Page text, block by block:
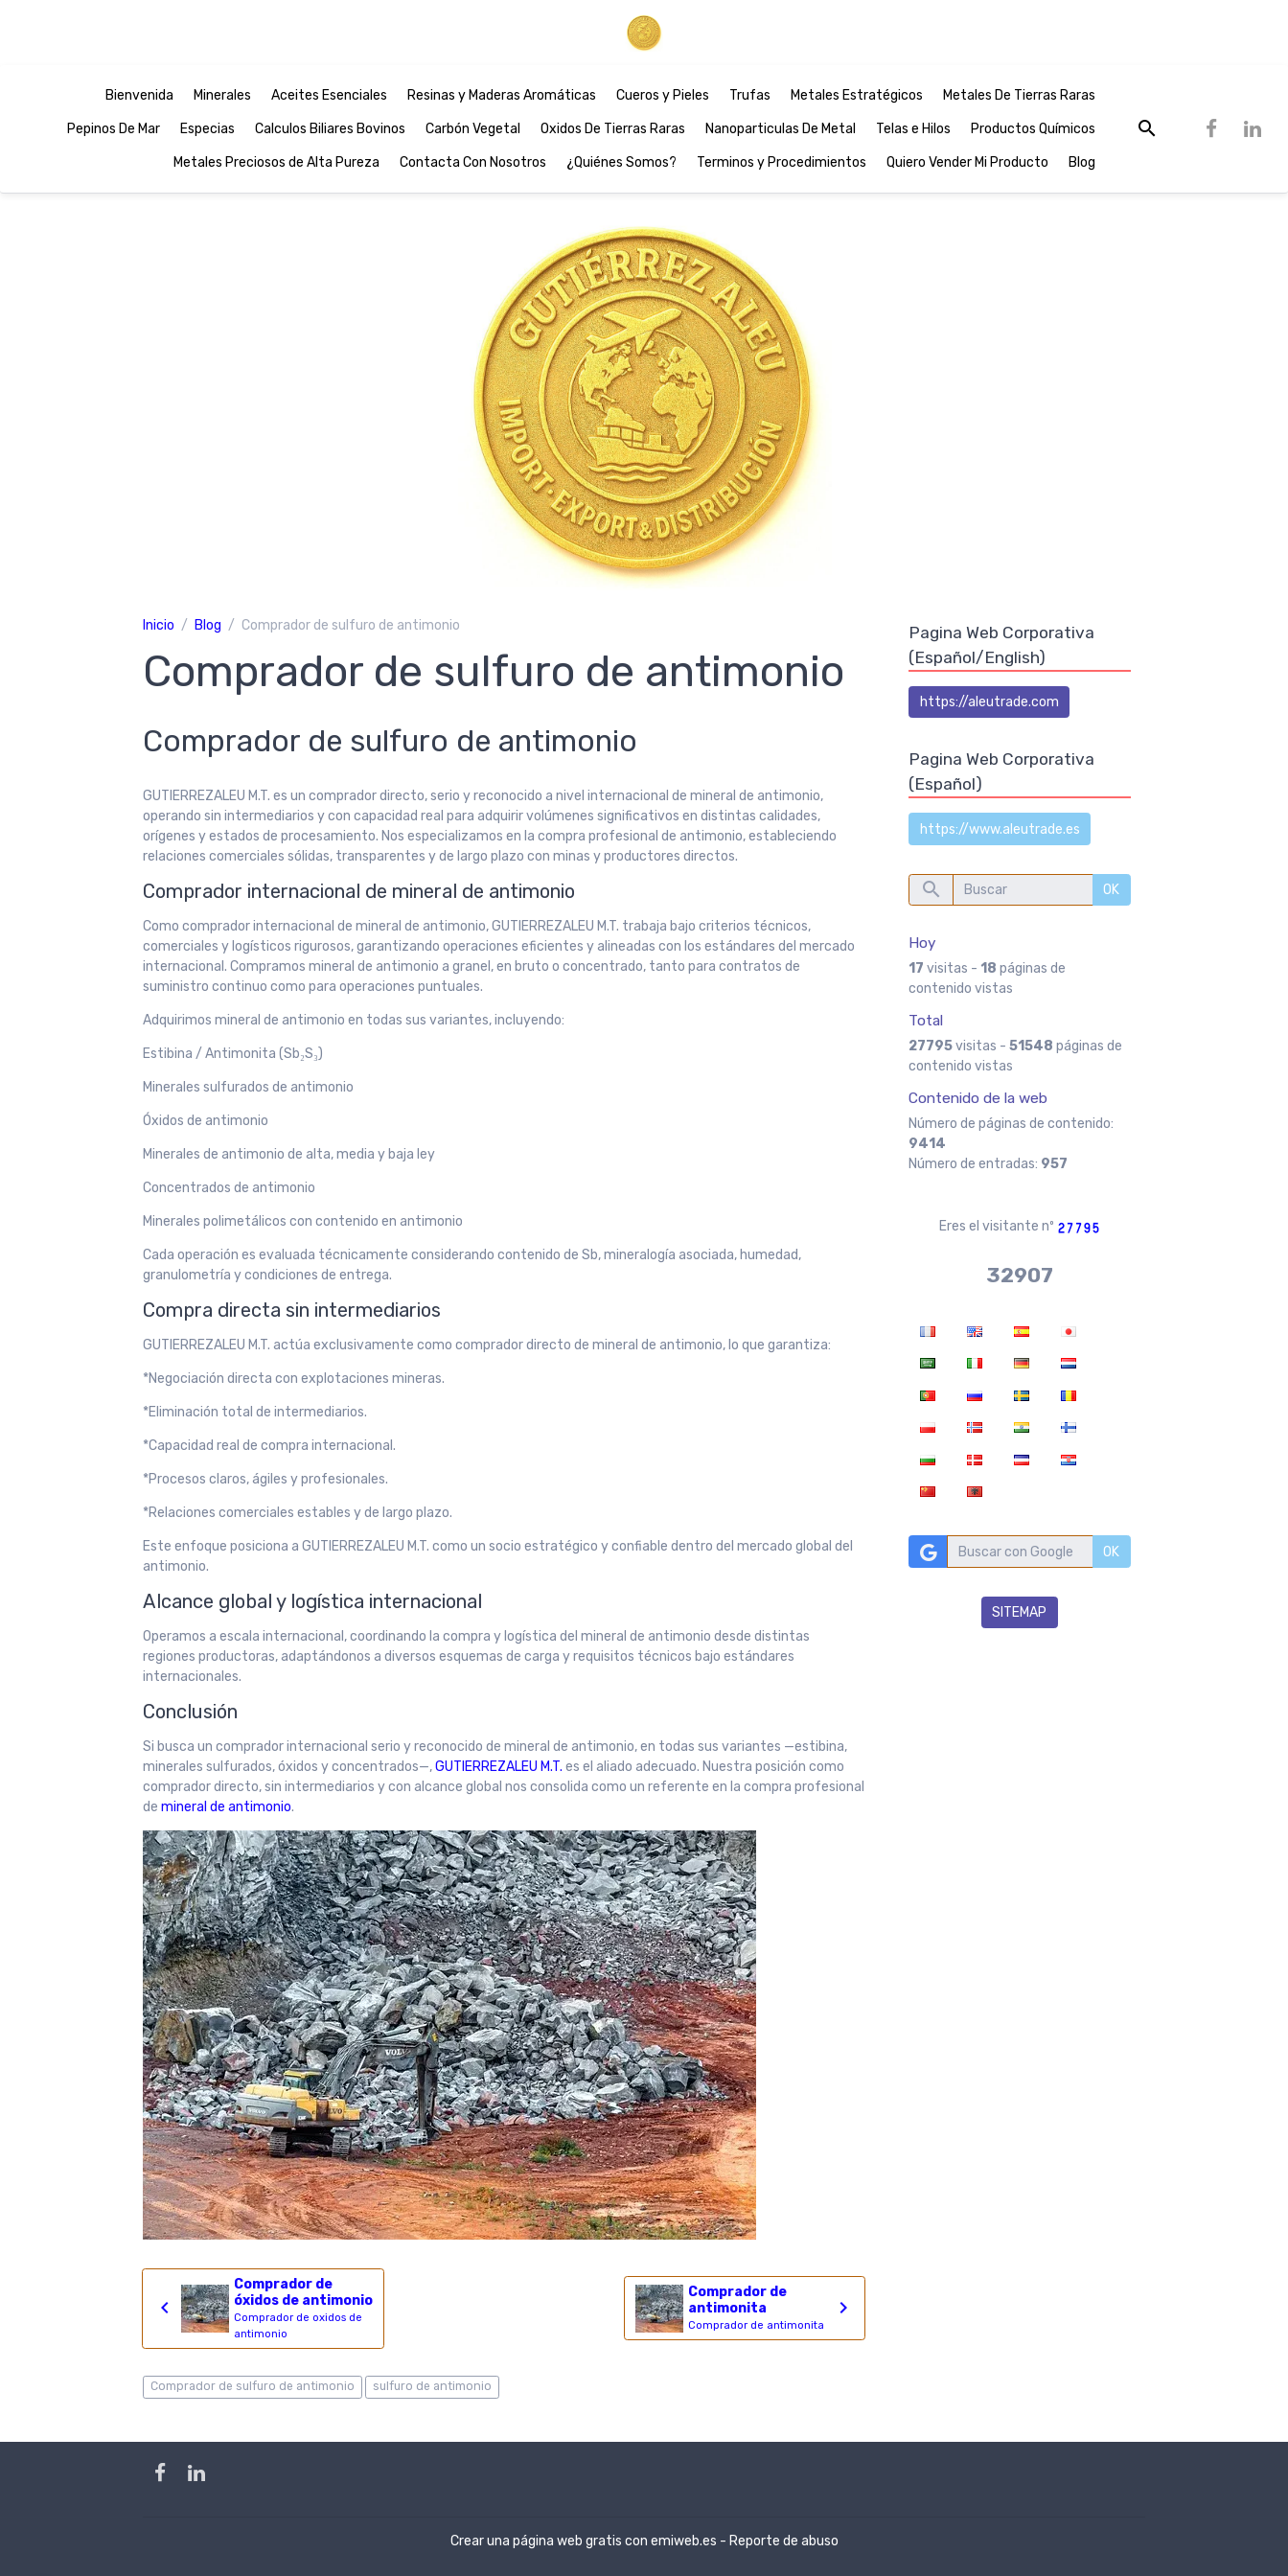
Bienvenida Minerales Aceites Esenciales Resinas y Maderas Aromáticas Cueros y Pieles Trufas Metales Estratégicos Metales De Tierras Raras
Pepinos De Mar Especias Calculos Biliares Bovinos Carbón Vegetal Oxidos De Tierras Raras Nanoparticulas De Metal Telas e Hilos Productos Químicos
Metales Preciosos de Alta Pureza Contacta Con Nosotros ¿Quiénes Somos? Terminos y Procedimientos Quiero Vender Mi Producto Blog
Inicio Blog Comprador de sulfuro de antimonio
Comprador de sulfuro de antimonio
Comprador de sulfuro de antimonio
GUTIERREZALEU M.T. es un comprador directo, serio y reconocido a nivel internacional de mineral de antimonio,
operando sin intermediarios y con capacidad real para adquirir volúmenes significativos en distintas calidades,
orígenes y estados de procesamiento. Nos especializamos en la compra profesional de antimonio, estableciendo
relaciones comerciales sólidas, transparentes y de largo plazo con minas y productores directos.
Comprador internacional de mineral de antimonio
Como comprador internacional de mineral de antimonio, GUTIERREZALEU M.T. trabaja bajo criterios técnicos,
comerciales y logísticos rigurosos, garantizando operaciones eficientes y alineadas con los estándares del mercado
internacional. Compramos mineral de antimonio a granel, en bruto o concentrado, tanto para contratos de
suministro continuo como para operaciones puntuales.
Adquirimos mineral de antimonio en todas sus variantes, incluyendo:
Estibina / Antimonita (Sb₂S₃)
Minerales sulfurados de antimonio
Óxidos de antimonio
Minerales de antimonio de alta, media y baja ley
Concentrados de antimonio
Minerales polimetálicos con contenido en antimonio
Cada operación es evaluada técnicamente considerando contenido de Sb, mineralogía asociada, humedad,
granulometría y condiciones de entrega.
Compra directa sin intermediarios
GUTIERREZALEU M.T. actúa exclusivamente como comprador directo de mineral de antimonio, lo que garantiza:
*Negociación directa con explotaciones mineras.
*Eliminación total de intermediarios.
*Capacidad real de compra internacional.
*Procesos claros, ágiles y profesionales.
*Relaciones comerciales estables y de largo plazo.
Este enfoque posiciona a GUTIERREZALEU M.T. como un socio estratégico y confiable dentro del mercado global del
antimonio.
Alcance global y logística internacional
Operamos a escala internacional, coordinando la compra y logística del mineral de antimonio desde distintas
regiones productoras, adaptándonos a diversos esquemas de carga y requisitos técnicos bajo estándares
internacionales.
Conclusión
Si busca un comprador internacional serio y reconocido de mineral de antimonio, en todas sus variantes —estibina,
minerales sulfurados, óxidos y concentrados—,GUTIERREZALEU M.T. es el aliado adecuado. Nuestra posición como
comprador directo, sin intermediarios y con alcance global nos consolida como un referente en la compra profesional
demineral de antimonio.
Comprador de
óxidos de antimonio
Comprador de oxidos de
antimonio
Comprador de
antimonita
Comprador de antimonita
Comprador de sulfuro de antimonio sulfuro de antimonio
Pagina Web Corporativa
(Español/English)
https://aleutrade.com
Pagina Web Corporativa
(Español)
https://www.aleutrade.es
OK
Hoy
17 visitas - 18 páginas de
contenido vistas
Total
27795visitas -51548 páginas de
contenido vistas
Contenido de la web
Número de páginas de contenido:
9414
Número de entradas: 957
Eres el visitante nº
37970
OK
SITEMAP
Crear una página web gratis con emiweb.es - Reporte de abuso